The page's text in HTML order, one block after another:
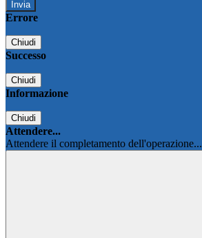
Errore
Chiudi
Successo
Chiudi
Informazione
Chiudi
Attendere...
Attendere il completamento dell'operazione...